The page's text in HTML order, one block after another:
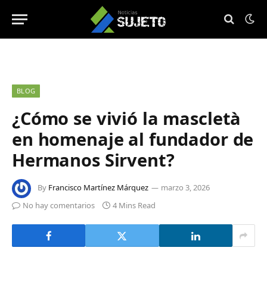
BLOG
¿Cómo se vivió la mascletà
en homenaje al fundador de
Hermanos Sirvent?
By Francisco Martínez Márquez
marzo 3, 2026
No hay comentarios
4 Mins Read